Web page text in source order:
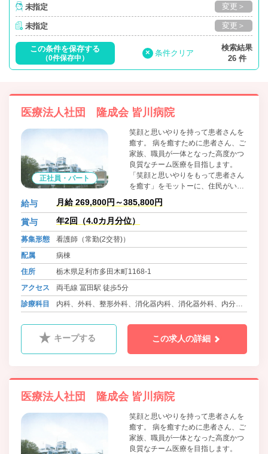
未指定 変更＞
未指定 変更＞
この条件を保存する
（0件保存中）
× 条件クリア
検索結果
26 件
医療法人社団 隆成会 皆川病院
正社員・パート
笑顔と思いやりを持って患者さんを
癒す。 病を癒すために患者さん、ご
家族、職員が一体となった高度かつ
良質なチーム医療を目指します。
「笑顔と思いやりをもって患者さん
を癒す」をモットーに、住民がいつ
でも安心してかかれて、患者さん ・
ご家族 ・ 職員が満足できる病院を
目指します。 患者さん優先の開かれ
た病院として、安全で質の高い医療
給与 月給 269,800円～385,800円
賞与 年2回（4.0カ月分位）
募集形態
看護師（常勤(2交替)）
配属
病棟
住所
栃木県足利市多田木町1168-1
アクセス
両毛線 冨田駅 徒歩5分
診療科目
内科、外科、整形外科、消化器内科、消化器外科、内分泌
キープする この求人の詳細
医療法人社団 隆成会 皆川病院
笑顔と思いやりを持って患者さんを
癒す。 病を癒すために患者さん、ご
家族、職員が一体となった高度かつ
良質なチーム医療を目指します。